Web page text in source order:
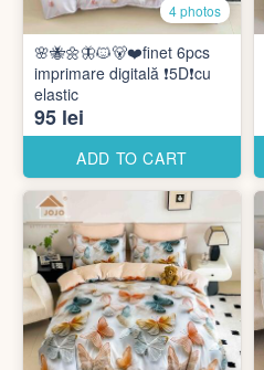
4 photos
🌸🐝🌼🦋🐱🐻❤️finet 6pcs
imprimare digitală ❗️5D❗️cu
elastic
95 lei
ADD TO CART